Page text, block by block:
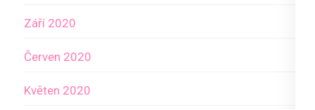
Září 2020
Červen 2020
Květen 2020